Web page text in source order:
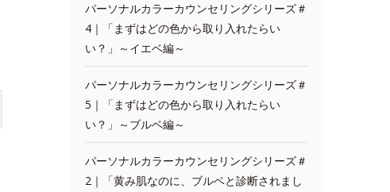
パーソナルカラーカウンセリングシリーズ＃
4｜「まずはどの色から取り入れたらい
い？」～イエベ編～
パーソナルカラーカウンセリングシリーズ＃
5｜「まずはどの色から取り入れたらい
い？」～ブルベ編～
パーソナルカラーカウンセリングシリーズ＃
2｜「黄み肌なのに、ブルベと診断されまし